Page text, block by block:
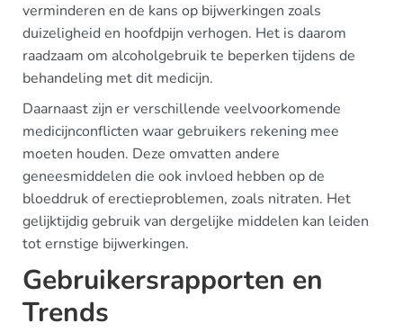
verminderen en de kans op bijwerkingen zoals
duizeligheid en hoofdpijn verhogen. Het is daarom
raadzaam om alcoholgebruik te beperken tijdens de
behandeling met dit medicijn.
Daarnaast zijn er verschillende veelvoorkomende
medicijnconflicten waar gebruikers rekening mee
moeten houden. Deze omvatten andere
geneesmiddelen die ook invloed hebben op de
bloeddruk of erectieproblemen, zoals nitraten. Het
gelijktijdig gebruik van dergelijke middelen kan leiden
tot ernstige bijwerkingen.
Gebruikersrapporten en
Trends